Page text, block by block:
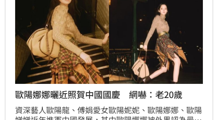
歐陽娜娜曬近照賀中國國慶 網嚇：老20歲
資深藝人歐陽龍、傅娟愛女歐陽妮妮、歐陽娜娜、歐陽